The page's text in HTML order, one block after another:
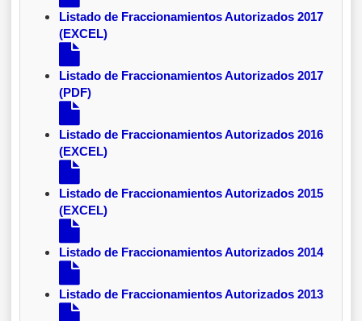
Listado de Fraccionamientos Autorizados 2017
(EXCEL)
Listado de Fraccionamientos Autorizados 2017
(PDF)
Listado de Fraccionamientos Autorizados 2016
(EXCEL)
Listado de Fraccionamientos Autorizados 2015
(EXCEL)
Listado de Fraccionamientos Autorizados 2014
Listado de Fraccionamientos Autorizados 2013